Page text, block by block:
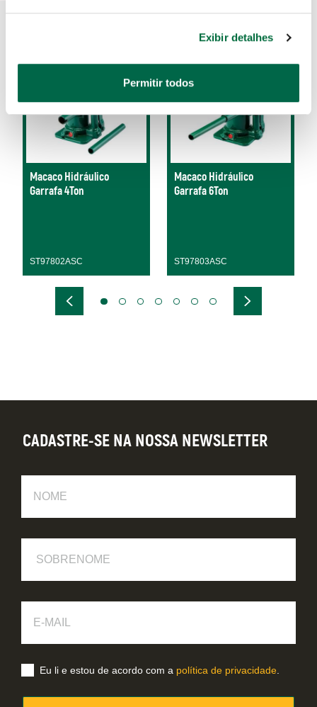
Exibir detalhes
Permitir todos
Macaco Hidráulico
Garrafa 4Ton
ST97802ASC
Macaco Hidráulico
Garrafa 6Ton
ST97803ASC
CADASTRE-SE NA NOSSA NEWSLETTER
Mail
Eu li e estou de acordo com a política de privacidade